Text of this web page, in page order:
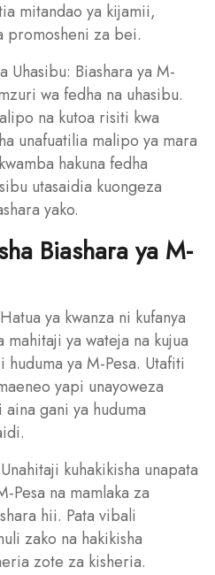
mitandao ya kijamii,
promosheni za bei.
Uhasibu: Biashara ya M-
wa fedha na uhasibu.
na kutoa risiti kwa
unafuatilia malipo ya mara
hakuna fedha
utasaidia kuongeza
yako.
Biashara ya M-
ya kwanza ni kufanya
ya wateja na kujua
ya M-Pesa. Utafiti
yapi unayoweza
gani ya huduma
kuhakikisha unapata
Pesa na mamlaka za
hii. Pata vibali
zako na hakikisha
zote za kisheria.